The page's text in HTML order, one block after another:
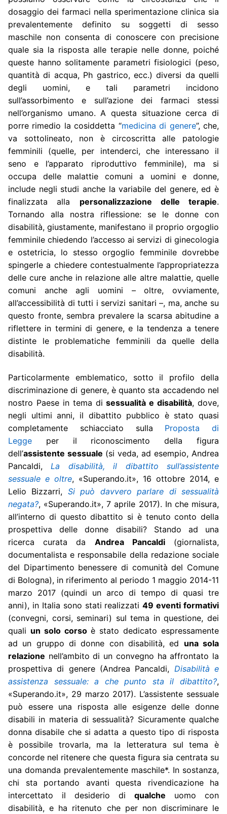
dosaggio dei farmaci nella sperimentazione clinica sia
prevalentemente definito su soggetti di sesso
maschile non consenta di conoscere con precisione
quale sia la risposta alle terapie nelle donne, poiché
queste hanno solitamente parametri fisiologici (peso,
quantità di acqua, Ph gastrico, ecc.) diversi da quelli
degli uomini, e tali parametri incidono
sull’assorbimento e sull’azione dei farmaci stessi
nell’organismo umano. A questa situazione cerca di
porre rimedio la cosiddetta “medicina di genere”, che,
va sottolineato, non è circoscritta alle patologie
femminili (quelle, per intenderci, che interessano il
seno e l’apparato riproduttivo femminile), ma si
occupa delle malattie comuni a uomini e donne,
include negli studi anche la variabile del genere, ed è
finalizzata alla personalizzazione delle terapie.
Tornando alla nostra riflessione: se le donne con
disabilità, giustamente, manifestano il proprio orgoglio
femminile chiedendo l’accesso ai servizi di ginecologia
e ostetricia, lo stesso orgoglio femminile dovrebbe
spingerle a chiedere contestualmente l’appropriatezza
delle cure anche in relazione alle altre malattie, quelle
comuni anche agli uomini – oltre, ovviamente,
all’accessibilità di tutti i servizi sanitari –, ma, anche su
questo fronte, sembra prevalere la scarsa abitudine a
riflettere in termini di genere, e la tendenza a tenere
distinte le problematiche femminili da quelle della
disabilità.
Particolarmente emblematico, sotto il profilo della
discriminazione di genere, è quanto sta accadendo nel
nostro Paese in tema disessualità e disabilità, dove,
negli ultimi anni, il dibattito pubblico è stato quasi
completamente schiacciato sulla Proposta di
Legge per il riconoscimento della figura
dell’assistente sessuale (si veda, ad esempio, Andrea
Pancaldi,La disabilità, il dibattito sull’assistente
sessuale e oltre, «Superando.it», 16 ottobre 2014, e
Lelio Bizzarri, Si può davvero parlare di sessualità
negata?, «Superando.it», 7 aprile 2017). In che misura,
all’interno di questo dibattito si è tenuto conto della
prospettiva delle donne disabili? Stando ad una
ricerca curata da Andrea Pancaldi(giornalista,
documentalista e responsabile della redazione sociale
del Dipartimento benessere di comunità del Comune
di Bologna), in riferimento al periodo 1 maggio 2014-11
marzo 2017 (quindi un arco di tempo di quasi tre
anni), in Italia sono stati realizzati49 eventi formativi
(convegni, corsi, seminari) sul tema in questione, dei
quali un solo corsoè stato dedicato espressamente
ad un gruppo di donne con disabilità, ed una sola
relazione nell’ambito di un convegno ha affrontato la
prospettiva di genere (Andrea Pancaldi, Disabilità e
assistenza sessuale: a che punto sta il dibattito?,
«Superando.it», 29 marzo 2017). L’assistente sessuale
può essere una risposta alle esigenze delle donne
disabili in materia di sessualità? Sicuramente qualche
donna disabile che si adatta a questo tipo di risposta
è possibile trovarla, ma la letteratura sul tema è
concorde nel ritenere che questa figura sia centrata su
una domanda prevalentemente maschile*. In sostanza,
chi sta portando avanti questa rivendicazione ha
intercettato il desiderio di qualche uomo con
disabilità, e ha ritenuto che per non discriminare le